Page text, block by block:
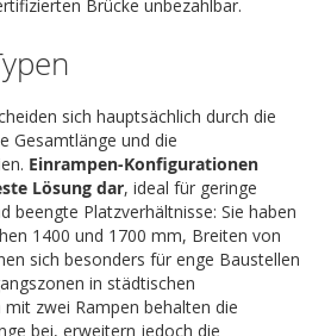
Brücke unbezahlbar.
sich hauptsächlich durch die
Gesamtlänge und die
Einrampen-Konfigurationen
Lösung dar, ideal für geringe
beengte Platzverhältnisse: Sie haben
1400 und 1700 mm, Breiten von
sich besonders für enge Baustellen
in städtischen
zwei Rampen behalten die
bei, erweitern jedoch die